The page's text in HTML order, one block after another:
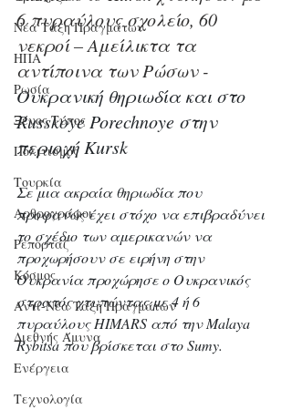
Νέα Τάξη Πραγμάτων
ΗΠΑ
Ρωσία
Ξένος Τύπος
Πολιτισμός
Τουρκία
Αρθρογράφοι
Ρεπορτάζ
Κόσμος
Αντί-Νέα Τάξη Πραγμάτων
Διεθνής Άμυνα
Ενέργεια
Τεχνολογία
6 πυραύλους σχολείο, 60
νεκροί – Αμείλικτα τα
αντίποινα των Ρώσων -
Ουκρανική θηριωδία και στο
Russkoye Porechnoye στην
περιοχή Kursk
Σε μια ακραία θηριωδία που
προφανώς έχει στόχο να επιβραδύνει
το σχέδιο των αμερικανών να
προχωρήσουν σε ειρήνη στην
Ουκρανία προχώρησε ο Ουκρανικός
στρατός χτυπώντας με 4 ή 6
πυραύλους HIMARS από την Malaya
Rybitsa που βρίσκεται στο Sumy.